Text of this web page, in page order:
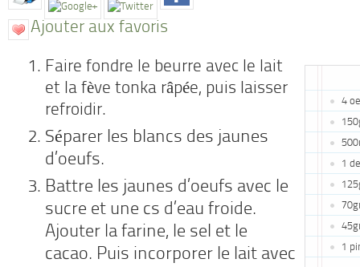
Ajouter aux favoris
4
1
1
Faire fondre le beurre avec le lait
et la fève tonka râpée, puis laisser
refroidir.
Séparer les blancs des jaunes
d’oeufs.
Battre les jaunes d’oeufs avec le
sucre et une cs d’eau froide.
Ajouter la farine, le sel et le
cacao. Puis incorporer le lait avec